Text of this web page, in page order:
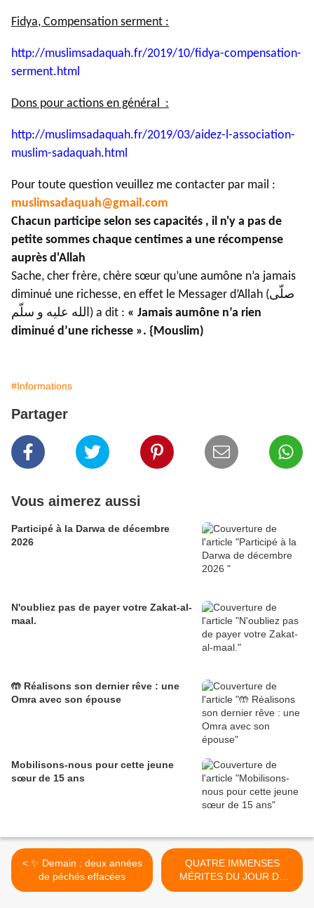
Fidya, Compensation serment :
http://muslimsadaquah.fr/2019/10/fidya-compensation-
serment.html
Dons pour actions en général :
http://muslimsadaquah.fr/2019/03/aidez-l-association-
muslim-sadaquah.html
Pour toute question veuillez me contacter par mail :
muslimsadaquah@gmail.com
Chacun participe selon ses capacités , il n'y a pas de
petite sommes chaque centimes a une récompense
auprès d'Allah
Sache, cher frère, chère sœur qu’une aumône n’a jamais
diminué une richesse, en effet le Messager d’Allah (صلّى
الله عليه و سلّم) a dit : « Jamais aumône n’a rien
diminué d’une richesse ». {Mouslim)
#Informations
Partager
Vous aimerez aussi
Participé à la Darwa de décembre
2026
N'oubliez pas de payer votre Zakat-al-
maal.
🤲 Réalisons son dernier rêve : une
Omra avec son épouse
Mobilisons-nous pour cette jeune
sœur de 15 ans
< ✨ Demain : deux années
de péchés effacées
QUATRE IMMENSES
MÉRITES DU JOUR DE
'ARAFAH..⁉️ >